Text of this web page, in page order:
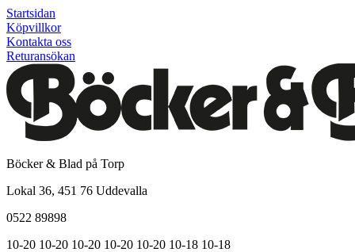
Startsidan
Köpvillkor
Kontakta oss
Returansökan
Böcker & Blad på Torp
Lokal 36, 451 76 Uddevalla
0522 89898
10-20 10-20 10-20 10-20 10-20 10-18 10-18